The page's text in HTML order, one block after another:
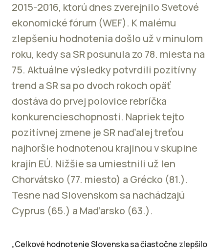
2015-2016, ktorú dnes zverejnilo Svetové
ekonomické fórum (WEF). K malému
zlepšeniu hodnotenia došlo už v minulom
roku, kedy sa SR posunula zo 78. miesta na
75. Aktuálne výsledky potvrdili pozitívny
trend a SR sa po dvoch rokoch opäť
dostáva do prvej polovice rebríčka
konkurencieschopnosti. Napriek tejto
pozitívnej zmene je SR naďalej treťou
najhoršie hodnotenou krajinou v skupine
krajín EÚ. Nižšie sa umiestnili už len
Chorvátsko (77. miesto) a Grécko (81.).
Tesne nad Slovenskom sa nachádzajú
Cyprus (65.) a Maďarsko (63.).
„Celkové hodnotenie Slovenska sa čiastočne zlepšilo